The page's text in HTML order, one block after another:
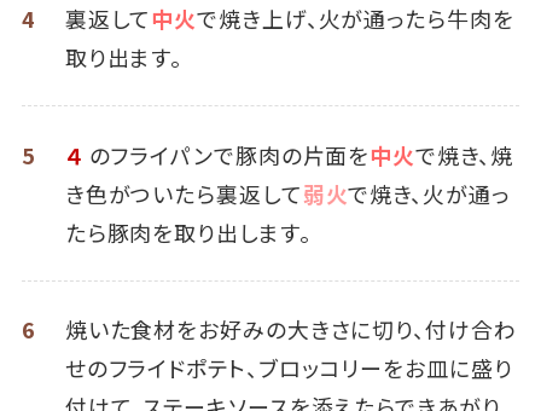
4 裏返して中火で焼き上げ、火が通ったら牛肉を
取り出ます。
5 ４ のフライパンで豚肉の片面を中火で焼き、焼
き色がついたら裏返して弱火で焼き、火が通っ
たら豚肉を取り出します。
6
焼いた食材をお好みの大きさに切り、付け合わ
せのフライドポテト、ブロッコリーをお皿に盛り